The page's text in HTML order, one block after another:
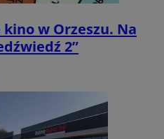
w Orzeszu. Na
2”